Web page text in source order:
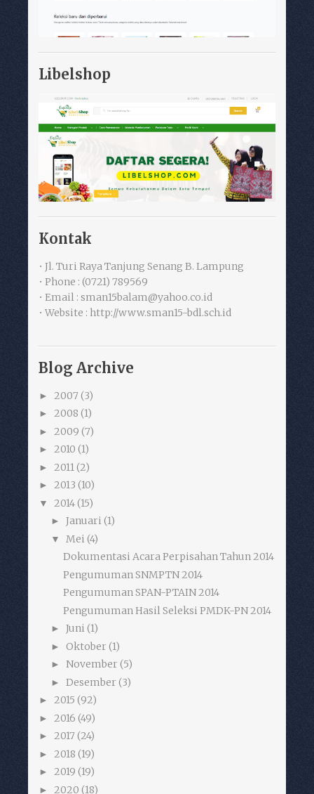
Libelshop
Kontak
• Jl. Turi Raya Tanjung Senang B. Lampung
• Phone : (0721) 789569
• Email : sman15balam@yahoo.co.id
• Website : http://www.sman15-bdl.sch.id
Blog Archive
► 2007 (3)
► 2008 (1)
► 2009 (7)
► 2010 (1)
► 2011(2)
► 2013 (10)
▼ 2014(15)
► Januari (1)
▼ Mei (4)
Dokumentasi Acara Perpisahan Tahun 2014
Pengumuman SNMPTN 2014
Pengumuman SPAN-PTAIN 2014
Pengumuman Hasil Seleksi PMDK-PN 2014
► Juni (1)
► Oktober (1)
► November (5)
► Desember (3)
► 2015 (92)
► 2016 (49)
► 2017 (24)
► 2018 (19)
► 2019 (19)
► 2020 (18)